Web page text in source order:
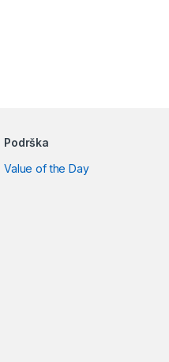
Podrška
Value of the Day